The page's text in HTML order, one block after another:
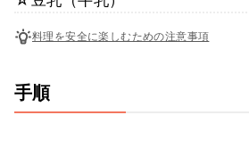
料理を安全に楽しむための注意事項
手順